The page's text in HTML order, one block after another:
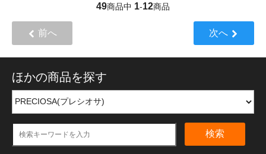
49商品中 1-12商品
前へ 次へ
ほかの商品を探す
検索